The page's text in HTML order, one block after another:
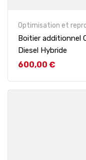
Optimisation et
Boitier additionnel
Diesel Hybride
Prix
600,00 €